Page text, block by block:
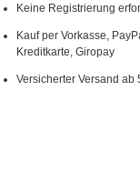
Keine Registrierung
Kauf per Vorkasse,
Kreditkarte, Giropay
Versicherter Versand ab